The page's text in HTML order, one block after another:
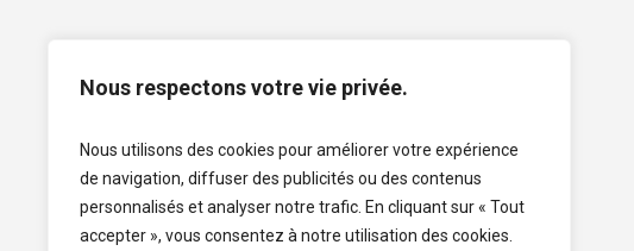
Nous respectons votre vie privée.
Nous utilisons des cookies pour améliorer votre expérience
de navigation, diffuser des publicités ou des contenus
personnalisés et analyser notre trafic. En cliquant sur « Tout
accepter », vous consentez à notre utilisation des cookies.